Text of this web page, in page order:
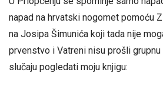
napad na hrvatski nogomet pomoću
na Josipa Šimunića koji tada nije
prvenstvo i Vatreni nisu prošli
slučaju pogledati moju knjigu: